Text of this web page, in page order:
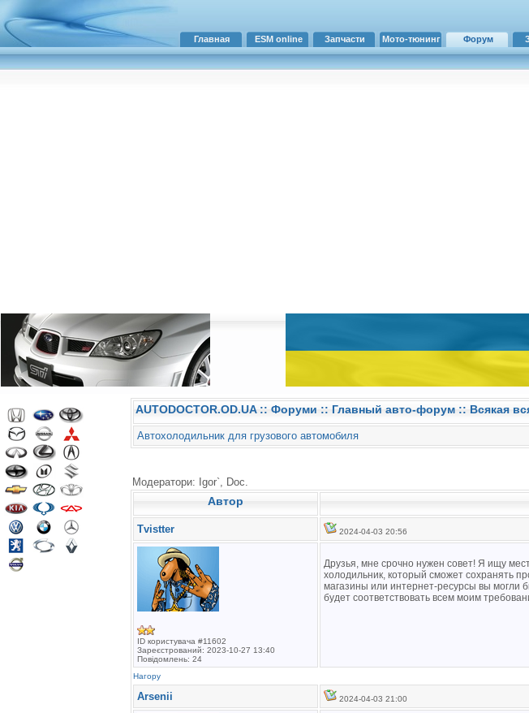
Главная ESM online Запчасти Мото-тюнинг Форум
AUTODOCTOR.OD.UA:: Форуми :: Главный авто-форум :: Всякая
Автохолодильник для грузового автомобиля
Модератори: Igor`, Doc.
Автор
Tvistter 2024-04-03 20:56
ID користувача #11602
Зареєстрований: 2023-10-27 13:40
Повідомлень: 24
Друзья, мне срочно нужен совет! Я ищу
холодильник, который сможет сохранять
магазины или интернет-ресурсы вы могли
будет соответствовать всем моим
Нагору
Arsenii 2024-04-03 21:00